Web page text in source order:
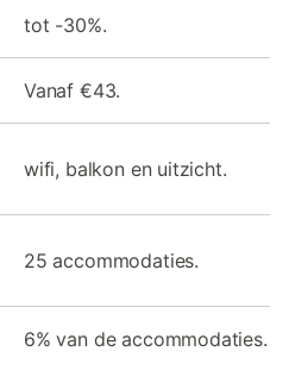
tot -30%.
Vanaf €43.
wifi, balkon en uitzicht.
25 accommodaties.
6% van de accommodaties.